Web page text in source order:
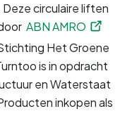
circulaire liften
ABN AMRO
Het Groene
is in opdracht
en Waterstaat
inkopen als